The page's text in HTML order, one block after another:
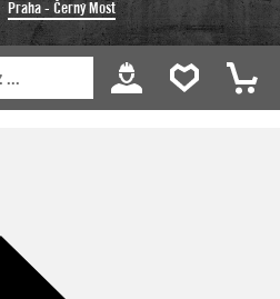
Praha - Černý Most